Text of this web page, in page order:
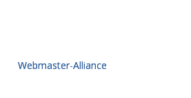
Webmaster-Alliance